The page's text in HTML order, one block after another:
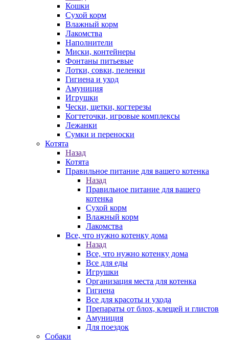
Кошки
Сухой корм
Влажный корм
Лакомства
Наполнители
Миски, контейнеры
Фонтаны питьевые
Лотки, совки, пеленки
Гигиена и уход
Амуниция
Игрушки
Чески, щетки, когтерезы
Когтеточки, игровые комплексы
Лежанки
Сумки и переноски
Котята
Назад
Котята
Правильное питание для вашего котенка
Назад
Правильное питание для вашего
котенка
Сухой корм
Влажный корм
Лакомства
Все, что нужно котенку дома
Назад
Все, что нужно котенку дома
Все для еды
Игрушки
Организация места для котенка
Гигиена
Все для красоты и ухода
Препараты от блох, клещей и глистов
Амуниция
Для поездок
Собаки